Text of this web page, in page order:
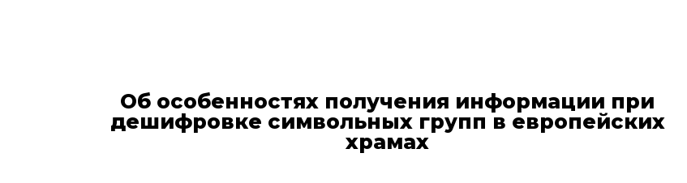
Об особенностях получения информации при
дешифровке символьных групп в европейских
храмах